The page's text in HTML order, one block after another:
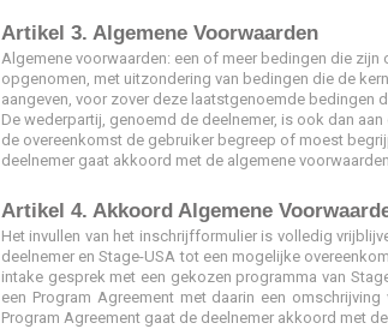
Artikel 3. Algemene Voorwaarden
Algemene voorwaarden: een of meer bedingen die
opgenomen, met uitzondering van bedingen die de
aangeven, voor zover deze laatstgenoemde bedingen
De wederpartij, genoemd de deelnemer, is ook dan
de overeenkomst de gebruiker begreep of moest
deelnemer gaat akkoord met de algemene
Artikel 4. Akkoord Algemene
Het invullen van het inschrijfformulier is volledig
deelnemer en Stage-USA tot een mogelijke
intake gesprek met een gekozen programma van
een Program Agreement met daarin een
Program Agreement gaat de deelnemer akkoord met